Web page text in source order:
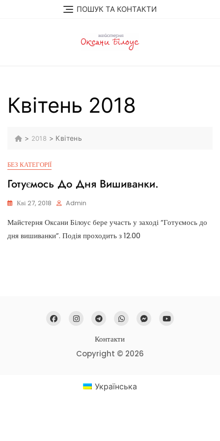
ПОШУК ТА КОНТАКТИ
Квітень 2018
> 2018 > Квітень
БЕЗ КАТЕГОРІЇ
Готуємось До Дня Вишиванки.
Кві 27, 2018 Admin
Майстерня Оксани Білоус бере участь у заході “Готуємось до
дня вишиванки”. Подія проходить з 12.00
Контакти
Copyright © 2026
Українська